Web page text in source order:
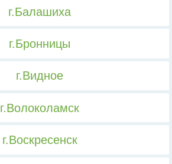
г.Балашиха
г.Бронницы
г.Видное
г.Волоколамск
г.Воскресенск